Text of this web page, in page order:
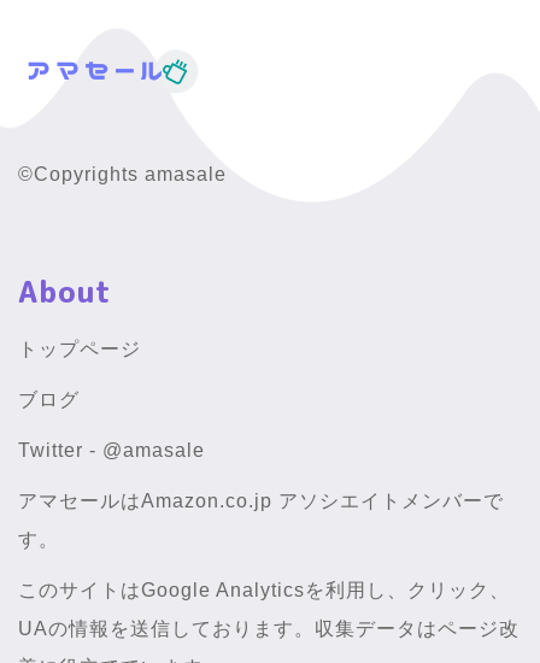
©Copyrights amasale
About
トップページ
ブログ
Twitter - @amasale
アマセールはAmazon.co.jp アソシエイトメンバーで
す。
このサイトはGoogle Analyticsを利用し、クリック、
UAの情報を送信しております。収集データはページ改